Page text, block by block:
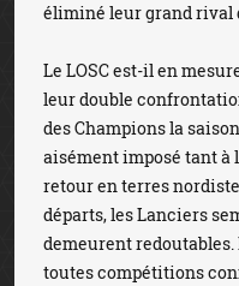
éliminé leur grand rival
Le LOSC est-il en
leur double
des Champions la
aisément imposé tant à
retour en terres
départs, les Lanciers
demeurent
toutes compétitions